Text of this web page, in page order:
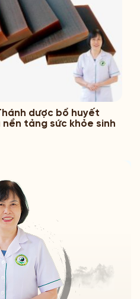
dược bổ huyết
tảng sức khỏe sinh